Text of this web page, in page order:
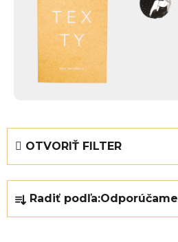
OTVORIŤ FILTER
a
d
Radiť podľa:Odporúčame